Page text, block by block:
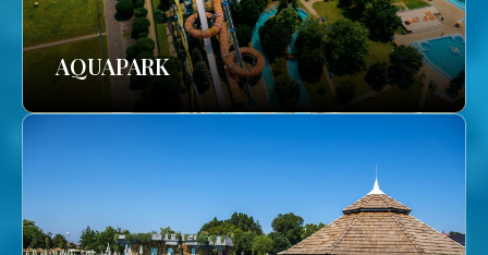
AQUAPARK